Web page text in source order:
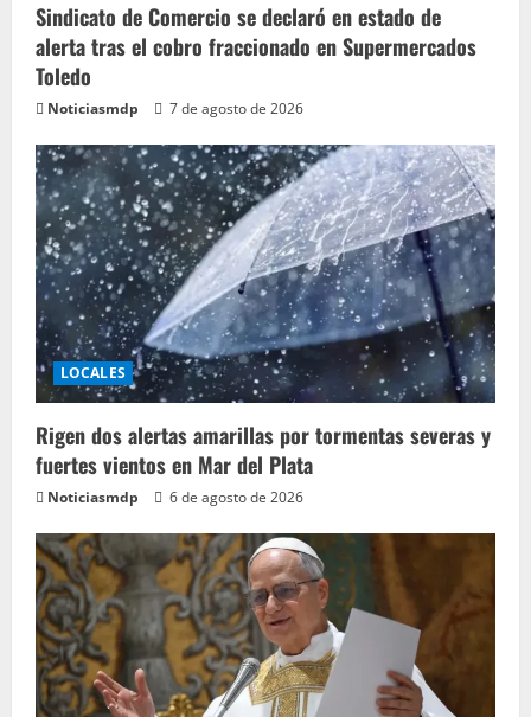
Sindicato de Comercio se declaró en estado de
alerta tras el cobro fraccionado en Supermercados
Toledo
Noticiasmdp 7 de agosto de 2026
LOCALES
Rigen dos alertas amarillas por tormentas severas y
fuertes vientos en Mar del Plata
Noticiasmdp 6 de agosto de 2026